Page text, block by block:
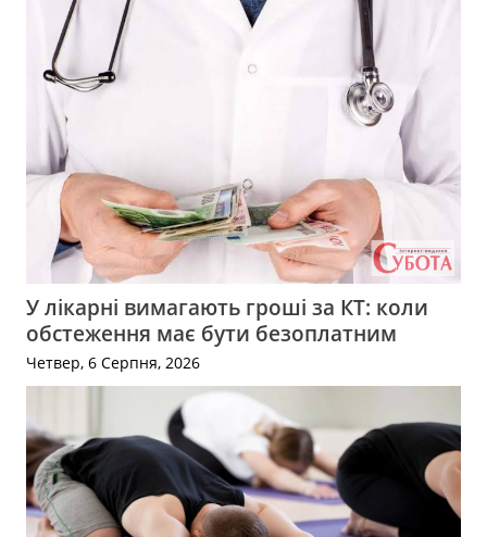
У лікарні вимагають гроші за КТ: коли
обстеження має бути безоплатним
Четвер, 6 Серпня, 2026